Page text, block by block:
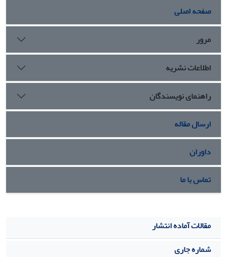
صفحه اصلی
مرور
اطلاعات نشریه
راهنمای نویسندگان
ارسال مقاله
داوران
تماس با ما
مقالات آماده انتشار
شماره جاری